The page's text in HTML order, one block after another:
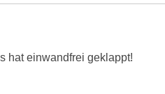
hat einwandfrei geklappt!